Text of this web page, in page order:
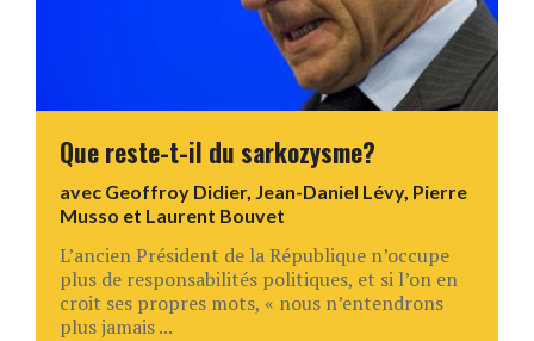
Que reste-t-il du sarkozysme?
avec Geoffroy Didier, Jean-Daniel Lévy, Pierre
Musso et Laurent Bouvet
L’ancien Président de la République n’occupe
plus de responsabilités politiques, et si l’on en
croit ses propres mots, « nous n’entendrons
plus jamais ...